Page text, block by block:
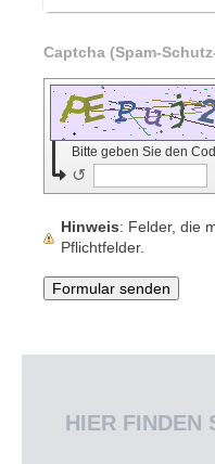
Bitte geben Sie den
↺
Hinweis : Felder, die
Pflichtfelder.
HIER FINDEN